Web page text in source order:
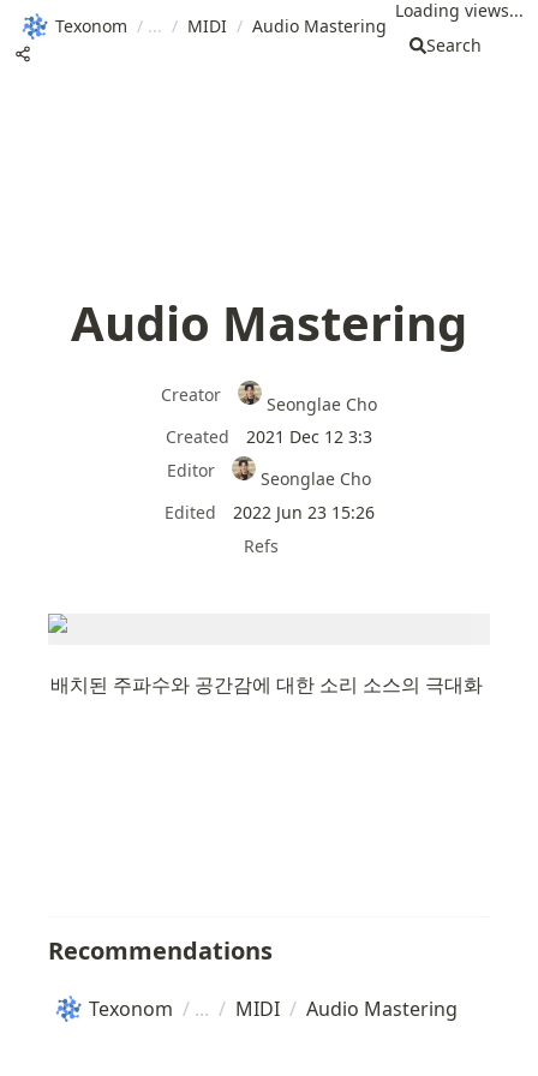
Texonom / / MIDI / Audio Mastering
Loading views...
Search
Audio Mastering
Creator
Seonglae Cho
Created
2021 Dec 12 3:3
Editor
Seonglae Cho
Edited
2022 Jun 23 15:26
Refs
배치된 주파수와 공간감에 대한 소리 소스의 극대화
Recommendations
Texonom / / MIDI / Audio Mastering